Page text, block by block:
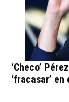
‘Checo’
‘fracasar’